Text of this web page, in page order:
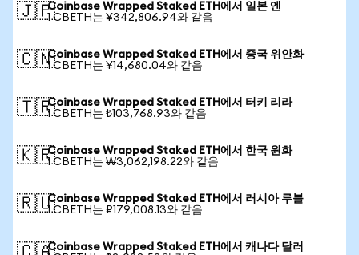
🇯🇵Coinbase Wrapped Staked ETH에서 일본 엔
1 CBETH는 ¥342,806.94와 같음
🇨🇳Coinbase Wrapped Staked ETH에서 중국 위안화
1 CBETH는 ¥14,680.04와 같음
🇹🇷Coinbase Wrapped Staked ETH에서 터키 리라
1 CBETH는 ₺103,768.93와 같음
🇰🇷Coinbase Wrapped Staked ETH에서 한국 원화
1 CBETH는 ₩3,062,198.22와 같음
🇷🇺Coinbase Wrapped Staked ETH에서 러시아 루블
1 CBETH는 ₽179,008.13와 같음
Coinbase Wrapped Staked ETH에서 캐나다 달러